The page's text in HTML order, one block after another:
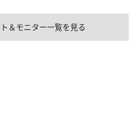
＆モニター一覧を見る